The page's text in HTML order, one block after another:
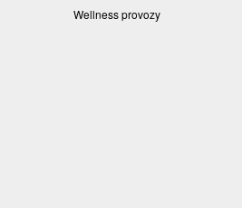
Wellness provozy